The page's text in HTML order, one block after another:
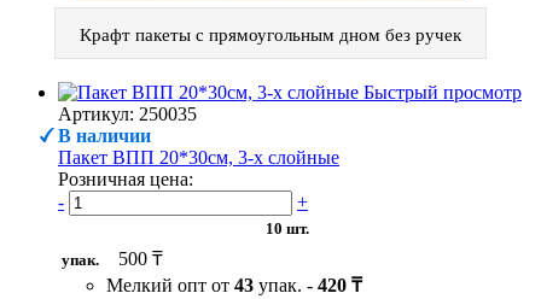
Крафт пакеты с прямоугольным дном без ручек
Быстрый просмотр
Артикул: 250035
В наличии
Пакет ВПП 20*30см, 3-х слойные
Розничная цена:
-
+
10 шт.
упак.
500 ₸
Мелкий опт от 43 упак. - 420 ₸